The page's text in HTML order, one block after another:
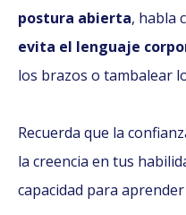
postura abierta, habla
evita el lenguaje
los brazos o tambalear
Recuerda que la
la creencia en tus
capacidad para